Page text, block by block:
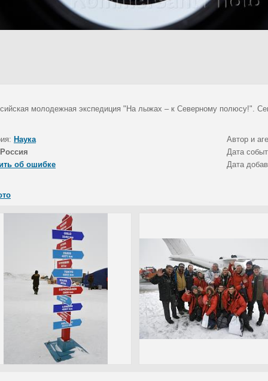
молодежная экспедиция "На лыжах – к Северному полюсу!".
Наука
Автор и
Россия
Дата
об ошибке
Дата